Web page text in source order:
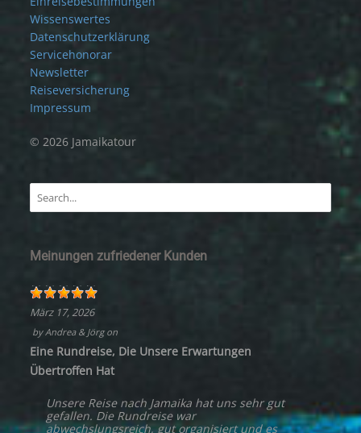
Wissenswertes
Datenschutzerklärung
Servicehonorar
Newsletter
Reiseversicherung
Impressum
© 2026 Jamaikatour
Meinungen zufriedener Kunden
März 17, 2026
byAndrea & Jörgon
Eine Rundreise, Die Unsere Erwartungen
Übertroffen Hat
Unsere Reise nach Jamaika hat uns sehr gut
gefallen. Die Rundreise war
abwechslungsreich, gut organisiert und es